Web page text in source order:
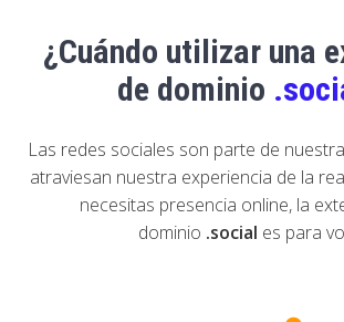
¿Cuándo utilizar una
de dominio
Las redes sociales son parte de
atraviesan nuestra experiencia de la
necesitas presencia online, la
dominio .social es para